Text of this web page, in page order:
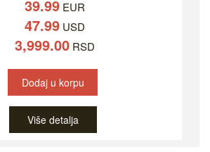
39.99EUR
47.99USD
3,999.00RSD
Dodaj u korpu
Više detalja